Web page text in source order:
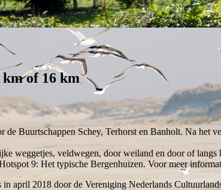
of 16 km
de Buurtschappen Schey, Terhorst en Banholt. Na het
weggetjes, veldwegen, door weiland en door of langs
9: Het typische Bergenhuizen. Voor meer
april 2018 door de Vereniging Nederlands